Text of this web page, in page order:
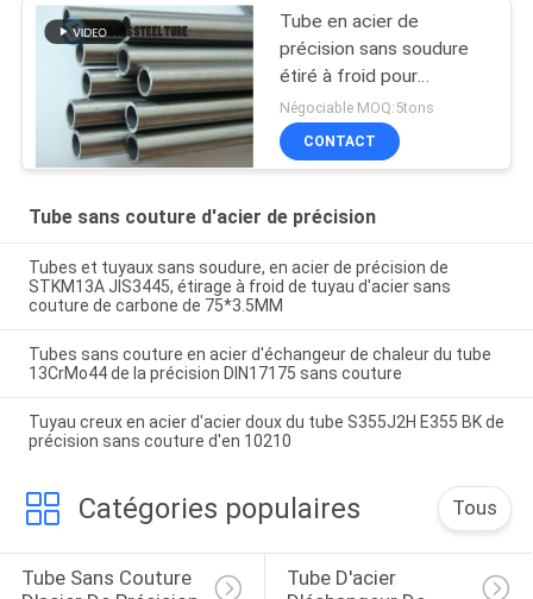
Tube en acier de
précision sans soudure
étiré à froid pour
l'industrie automobile
E235 NBK EN10305-1
Négociable MOQ:5tons
CONTACT
Tube sans couture d'acier de précision
Tubes et tuyaux sans soudure, en acier de précision de
STKM13A JIS3445, étirage à froid de tuyau d'acier sans
couture de carbone de 75*3.5MM
Tubes sans couture en acier d'échangeur de chaleur du tube
13CrMo44 de la précision DIN17175 sans couture
Tuyau creux en acier d'acier doux du tube S355J2H E355 BK de
précision sans couture d'en 10210
Catégories populaires Tous
Tube Sans Couture
Tube D'acier